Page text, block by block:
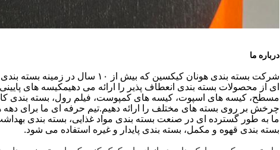
درباره ما
شرکت بسته بندی هونان کیکسین که
مسطح، کیسه های اسپوت، کیسه های کمپوست، فیلم رول، بسته بندی
چرخش بر روی بسته های مختلف را ارائه دهیم.تیم حرفه ای ما برای
ما به طور گسترده ای در صنعت بسته بندی مواد غذایی، بسته بندی
بسته بندی قهوه و مکمل، بسته بندی پایدار و غیره استفاده می شود.